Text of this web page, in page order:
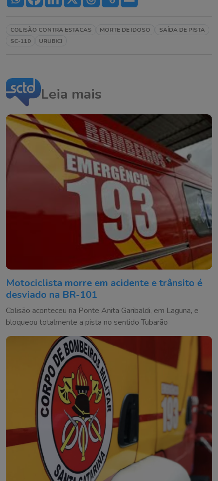
COLISÃO CONTRA ESTACAS MORTE DE IDOSO
SAÍDA DE PISTA
SC-110
URUBICI
Leia mais
Motociclista morre em acidente e trânsito é
desviado na BR-101
Colisão aconteceu na Ponte Anita Garibaldi, em Laguna, e
bloqueou totalmente a pista no sentido Tubarão